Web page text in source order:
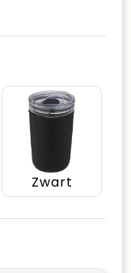
Zwart